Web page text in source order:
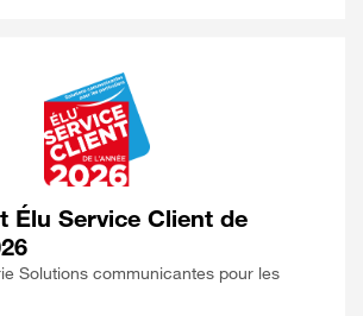
Élu Service Client de
Solutions communicantes pour les